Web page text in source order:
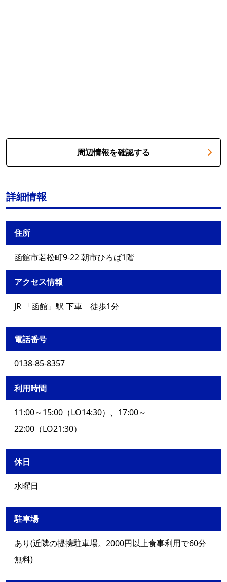
周辺情報を確認する
詳細情報
住所
函館市若松町9-22 朝市ひろば1階
アクセス情報
JR 「函館」駅 下車 徒歩1分
電話番号
0138-85-8357
利用時間
11:00～15:00（LO14:30）、17:00～
22:00（LO21:30）
休日
水曜日
駐車場
あり(近隣の提携駐車場。2000円以上食事利用で60分
無料)